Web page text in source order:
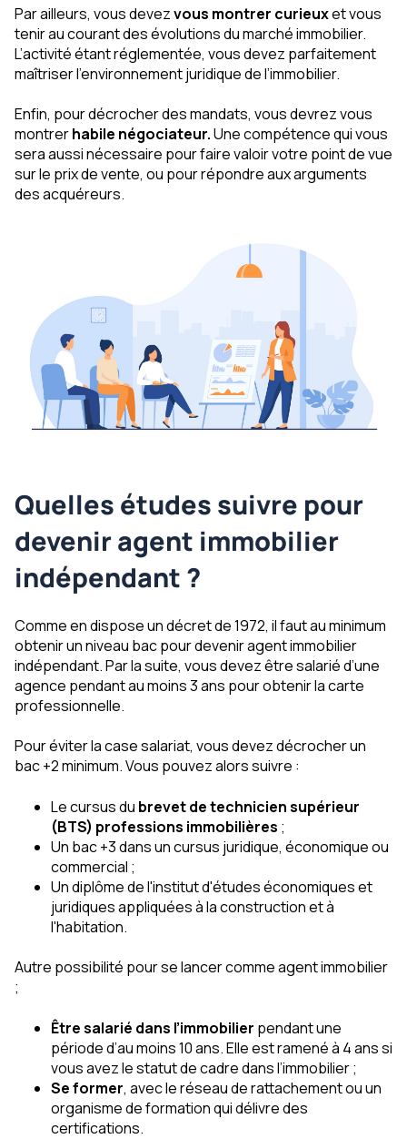
Par ailleurs, vous devezvous montrer curieuxet vous
tenir au courant des évolutions du marché immobilier.
L’activité étant réglementée, vous devez parfaitement
maîtriser l’environnement juridique de l’immobilier.
Enfin, pour décrocher des mandats, vous devrez vous
montrerhabile négociateur.Une compétence qui vous
sera aussi nécessaire pour faire valoir votre point de vue
sur le prix de vente, ou pour répondre aux arguments
des acquéreurs.
Quelles études suivre pour
devenir agent immobilier
indépendant ?
Comme en dispose un décret de 1972, il faut au minimum
obtenir un niveau bac pour devenir agent immobilier
indépendant. Par la suite, vous devez être salarié d’une
agence pendant au moins 3 ans pour obtenir la carte
professionnelle.
Pour éviter la case salariat, vous devez décrocher un
bac +2 minimum. Vous pouvez alors suivre :
Le cursus du brevet de technicien supérieur
(BTS) professions immobilières ;
Un bac +3 dans un cursus juridique, économique ou
commercial ;
Un diplôme de l'institut d'études économiques et
juridiques appliquées à la construction et à
l'habitation.
Autre possibilité pour se lancer comme agent immobilier
;
Être salarié dans l’immobilier pendant une
période d’au moins 10 ans. Elle est ramené à 4 ans si
vous avez le statut de cadre dans l’immobilier ;
Se former, avec le réseau de rattachement ou un
organisme de formation qui délivre des
certifications.